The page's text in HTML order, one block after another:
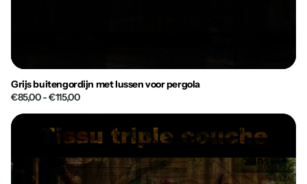
Grijs buitengordijn met lussen voor pergola
€85,00- €115,00